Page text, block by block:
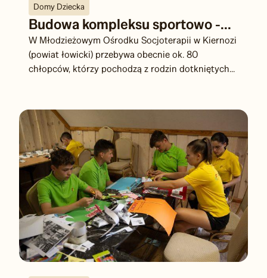
Domy Dziecka
Budowa kompleksu sportowo -...
W Młodzieżowym Ośrodku Socjoterapii w Kiernozi
(powiat łowicki) przebywa obecnie ok. 80
chłopców, którzy pochodzą z rodzin dotkniętych...